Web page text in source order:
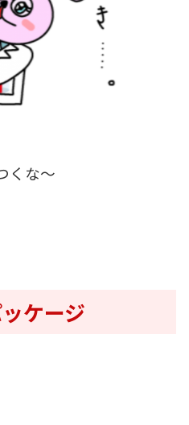
くな〜
ケージ